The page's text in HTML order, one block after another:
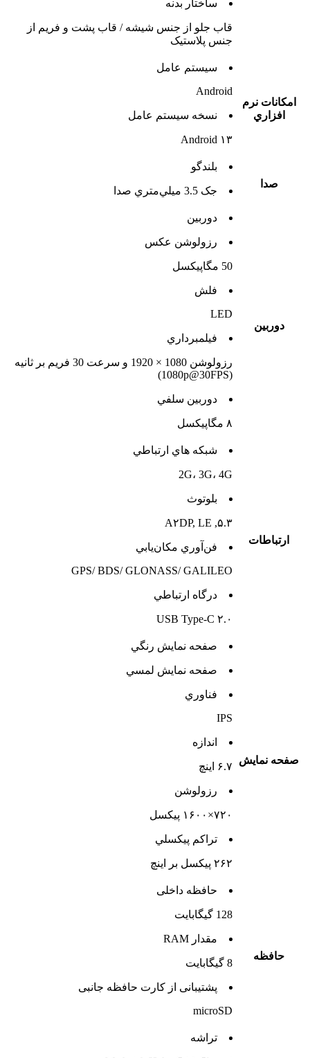
ساختار بدنه
قاب جلو از جنس شیشه / قاب پشت و فریم از
جنس پلاستیک
امکانات نرم
افزاري
سيستم عامل
Android
نسخه سيستم عامل
Android ۱۳
صدا
بلندگو
جک 3.5 ميلي‌متري صدا
دوربين
دوربين
رزولوشن عکس
50 مگاپیکسل
فلش
LED
فيلمبرداري
رزولوشن 1080 × 1920 و سرعت 30 فریم بر ثانیه
(1080p@30FPS)
دوربين سلفي
۸ مگاپیکسل
ارتباطات
شبکه هاي ارتباطي
2G، 3G، 4G
بلوتوث
۵.۳, A۲DP, LE
فن‌آوري مکان‌يابي
GPS/ BDS/ GLONASS/ GALILEO
درگاه ارتباطي
USB Type-C ۲.۰
صفحه نمايش
صفحه نمايش رنگي
صفحه نمايش لمسي
فناوري
IPS
اندازه
۶.۷ اینچ
رزولوشن
۷۲۰×۱۶۰۰ پیکسل
تراکم پيکسلي
۲۶۲ پیکسل بر اینچ
حافظه
حافظه داخلی
128 گيگابايت
مقدار RAM
8 گیگابایت
پشتيبانی از کارت حافظه جانبی
microSD
تراشه